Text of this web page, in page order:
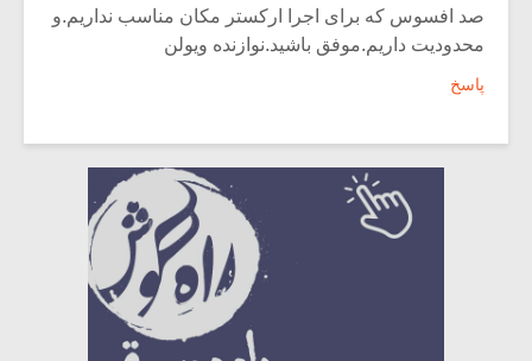
صد افسوس که برای اجرا ارکستر مکان مناسب نداریم.و
محدودیت داریم.موفق باشید.نوازنده ویولن
پاسخ